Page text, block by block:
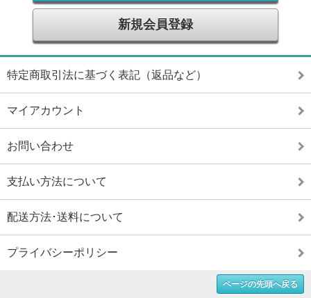
新規会員登録
特定商取引法に基づく表記（返品など）
マイアカウント
お問い合わせ
支払い方法について
配送方法･送料について
プライバシーポリシー
ページの先頭へ戻る